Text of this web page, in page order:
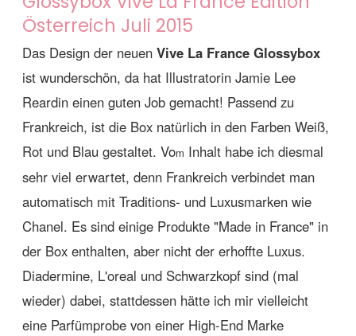
Österreich Juli 2015
Das Design der neuen Vive La France Glossybox
ist wunderschön, da hat Illustratorin Jamie Lee
Reardin einen guten Job gemacht! Passend zu
Frankreich, ist die Box natürlich in den Farben Weiß,
Rot und Blau gestaltet. Vom Inhalt habe ich diesmal
sehr viel erwartet, denn Frankreich verbindet man
automatisch mit Traditions- und Luxusmarken wie
Chanel. Es sind einige Produkte "Made in France" in
der Box enthalten, aber nicht der erhoffte Luxus.
Diadermine, L'oreal und Schwarzkopf sind (mal
wieder) dabei, stattdessen hätte ich mir vielleicht
eine Parfümprobe von einer High-End Marke